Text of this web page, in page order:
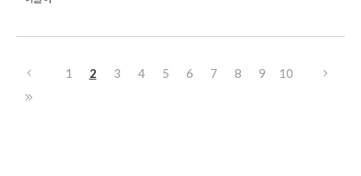
1 2 3 4 5 6 7 8 9 10